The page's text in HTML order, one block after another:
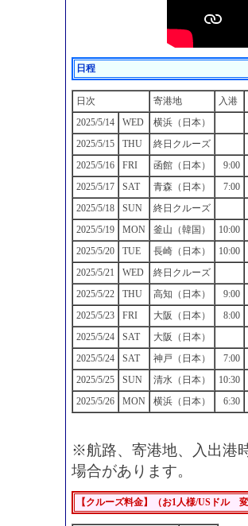
日程
日次 寄港地 入港
2025/5/14
WED 横浜（日本）
2025/5/15
THU
終日クルーズ
2025/5/16
FRI 函館（日本） 9:00
2025/5/17
SAT 青森（日本） 7:00
2025/5/18
SUN
終日クルーズ
2025/5/19
MON 釜山（韓国） 10:00
2025/5/20
TUE 長崎（日本） 10:00
2025/5/21
WED
終日クルーズ
2025/5/22
THU 高知（日本） 9:00
2025/5/23
FRI 大阪（日本）
8:00
2025/5/24
SAT 大阪（日本）
2025/5/24
SAT 神戸（日本） 7:00
2025/5/25
SUN 清水（日本） 10:30
2025/5/26
MON 横浜（日本） 6:30
※航路、寄港地、入出港
場合があります。
【クルーズ料金】（お1人様/USドル 変